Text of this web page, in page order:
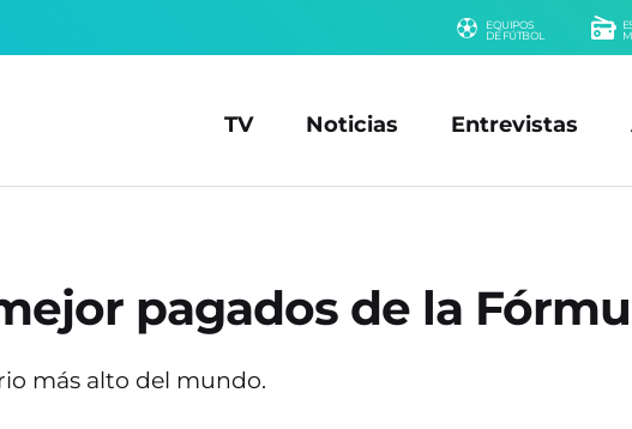
EQUIPOS
DE FÚTBOL
TV Noticias Entrevistas
pagados de la
más alto del mundo.